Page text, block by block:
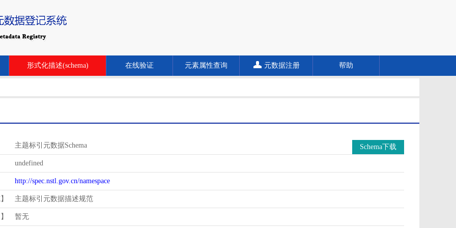
形式化描述(schema) 在线验证 元素属性查询 元数据注册 帮助
主题标引元数据Schema Schema下载
undefined
http://spec.nstl.gov.cn/namespace
主题标引元数据描述规范
暂无